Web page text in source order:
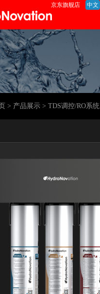
京东旗舰店 中文
> 产品展示 > TDS调控/RO系统